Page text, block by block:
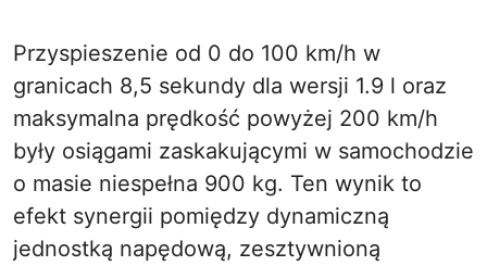
Przyspieszenie od 0 do 100 km/h w
granicach 8,5 sekundy dla wersji 1.9 l oraz
maksymalna prędkość powyżej 200 km/h
były osiągami zaskakującymi w samochodzie
o masie niespełna 900 kg. Ten wynik to
efekt synergii pomiędzy dynamiczną
jednostką napędową, zesztywnioną